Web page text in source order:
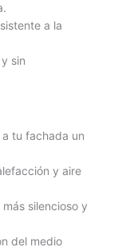
a la
sin
tu fachada un
y aire
silencioso y
del medio